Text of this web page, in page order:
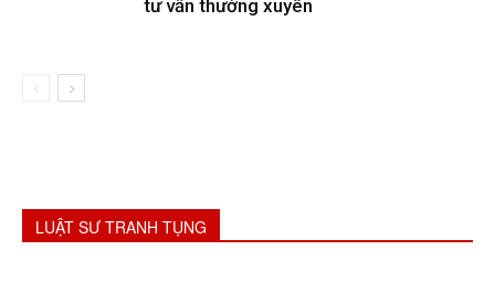
tư vấn thường xuyên
LUẬT SƯ TRANH TỤNG